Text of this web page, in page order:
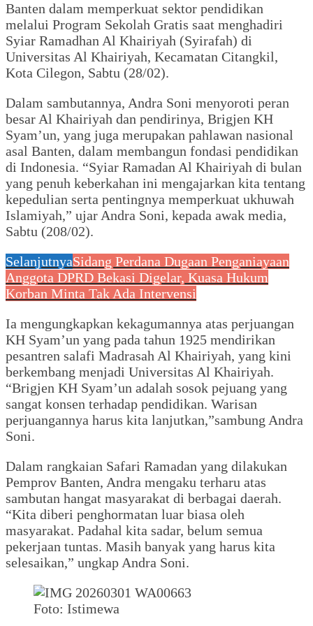
Banten dalam memperkuat sektor pendidikan
melalui Program Sekolah Gratis saat menghadiri
Syiar Ramadhan Al Khairiyah (Syirafah) di
Universitas Al Khairiyah, Kecamatan Citangkil,
Kota Cilegon, Sabtu (28/02).
Dalam sambutannya, Andra Soni menyoroti peran
besar Al Khairiyah dan pendirinya, Brigjen KH
Syam’un, yang juga merupakan pahlawan nasional
asal Banten, dalam membangun fondasi pendidikan
di Indonesia. “Syiar Ramadan Al Khairiyah di bulan
yang penuh keberkahan ini mengajarkan kita tentang
kepedulian serta pentingnya memperkuat ukhuwah
Islamiyah,” ujar Andra Soni, kepada awak media,
Sabtu (208/02).
SelanjutnyaSidang Perdana Dugaan Penganiayaan
Anggota DPRD Bekasi Digelar, Kuasa Hukum
Korban Minta Tak Ada Intervensi
Ia mengungkapkan kekagumannya atas perjuangan
KH Syam’un yang pada tahun 1925 mendirikan
pesantren salafi Madrasah Al Khairiyah, yang kini
berkembang menjadi Universitas Al Khairiyah.
“Brigjen KH Syam’un adalah sosok pejuang yang
sangat konsen terhadap pendidikan. Warisan
perjuangannya harus kita lanjutkan,”sambung Andra
Soni.
Dalam rangkaian Safari Ramadan yang dilakukan
Pemprov Banten, Andra mengaku terharu atas
sambutan hangat masyarakat di berbagai daerah.
“Kita diberi penghormatan luar biasa oleh
masyarakat. Padahal kita sadar, belum semua
pekerjaan tuntas. Masih banyak yang harus kita
selesaikan,” ungkap Andra Soni.
Foto: Istimewa